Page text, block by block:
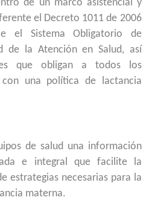
de un marco asistencial y
el Decreto 1011 de 2006
el Sistema Obligatorio de
de la Atención en Salud, así
que obligan a todos los
una política de lactancia
de salud una información
e integral que facilite la
estrategias necesarias para la
materna.